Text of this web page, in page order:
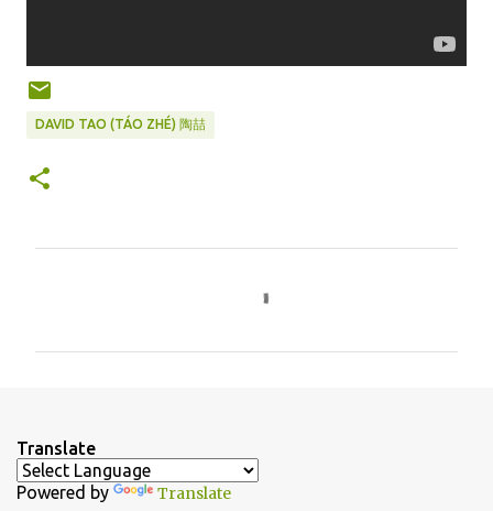
DAVID TAO (TÁO ZHÉ) 陶喆
t
s
Translate
Powered by Translate